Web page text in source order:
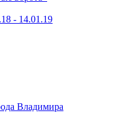
- 14.01.19
Владимира